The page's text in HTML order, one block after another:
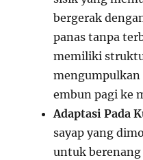
bergerak
panas tanpa
memiliki
embun pagi ke
Adaptasi Pada
sayap yang
untuk berenang